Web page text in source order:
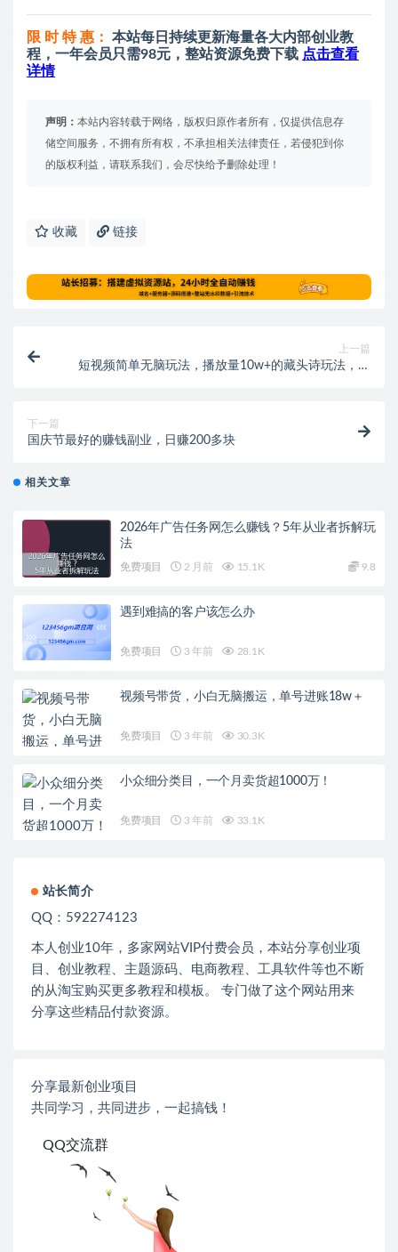
限 时 特 惠：
本站每日持续更新海量各大内部创业教
程，一年会员只需98元，整站资源免费下载 点击查看
详情
声明： 本站内容转载于网络，版权归原作者所有，仅提供信息存
储空间服务，不拥有所有权，不承担相关法律责任，若侵犯到你
的版权利益，请联系我们，会尽快给予删除处理！
收藏 链接
上一篇
短视频简单无脑玩法，播放量10w+的藏头诗玩法，操
下一篇
国庆节最好的赚钱副业，日赚200多块
相关文章
2026年广告任务网怎么赚钱？5年从业者拆解玩
法
免费项目 2 月前 15.1K 9.8
遇到难搞的客户该怎么办
免费项目 3 年前 28.1K
视频号带货，小白无脑搬运，单号进账18w＋
免费项目 3 年前 30.3K
小众细分类目，一个月卖货超1000万！
免费项目 3 年前 33.1K
站长简介
QQ：592274123
本人创业10年，多家网站VIP付费会员，本站分享创业项
目、创业教程、主题源码、电商教程、工具软件等也不断
的从淘宝购买更多教程和模板。 专门做了这个网站用来
分享这些精品付款资源。
分享最新创业项目
共同学习，共同进步，一起搞钱！
QQ交流群